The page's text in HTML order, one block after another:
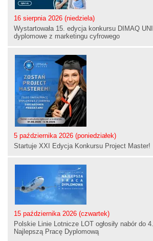
16 sierpnia 2026 (niedziela)
Wystartowała 15. edycja konkursu DIMAQ
dyplomowe z marketingu cyfrowego
5 października 2026 (poniedziałek)
Startuje XXI Edycja Konkursu Project Master!
15 października 2026 (czwartek)
Polskie Linie Lotnicze LOT ogłosiły nabór do
Najlepszą Pracę Dyplomową